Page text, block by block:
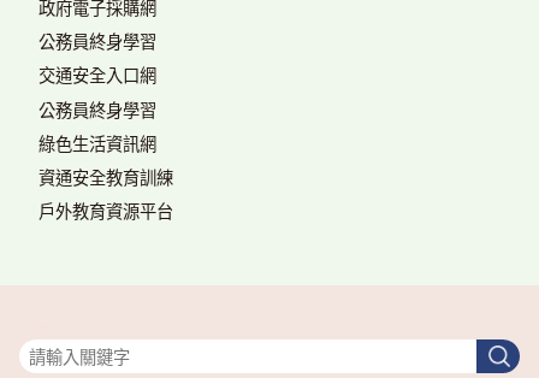
政府電子採購網
公務員終身學習
交通安全入口網
公務員終身學習
綠色生活資訊網
資通安全教育訓練
戶外教育資源平台
搜
尋